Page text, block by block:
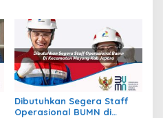
Dibutuhkan Segera Staff
Operasional BUMN di